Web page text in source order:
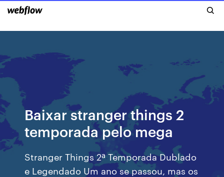
Baixar stranger things 2
temporada pelo mega
Stranger Things 2ª Temporada Dublado
e Legendado Um ano se passou, mas os